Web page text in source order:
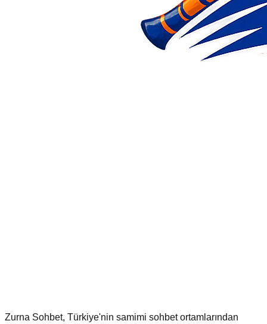
Zurna Sohbet, Türkiye'nin samimi sohbet ortamlarından